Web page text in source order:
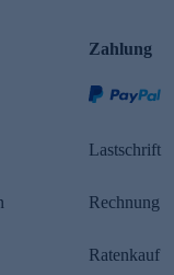
Zahlung
Lastschrift
Rechnung
Ratenkauf